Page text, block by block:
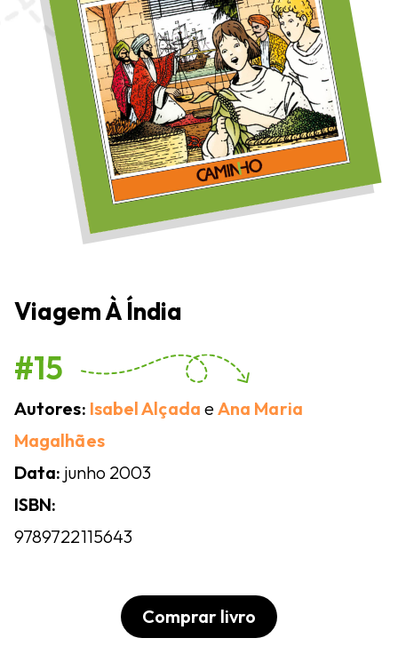
Viagem À Índia
#15
Autores: Isabel Alçada eAna Maria
Magalhães
Data: junho 2003
ISBN:
9789722115643
Comprar livro